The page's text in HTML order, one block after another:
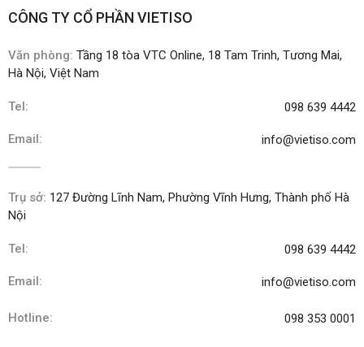
CÔNG TY CỔ PHẦN VIETISO
Văn phòng: Tầng 18 tòa VTC Online, 18 Tam Trinh, Tương Mai,
Hà Nội, Việt Nam
Tel: 098 639 4442
Email: info@vietiso.com
Trụ sở: 127 Đường Lĩnh Nam, Phường Vĩnh Hưng, Thành phố Hà
Nội
Tel: 098 639 4442
Email: info@vietiso.com
Hotline: 098 353 0001